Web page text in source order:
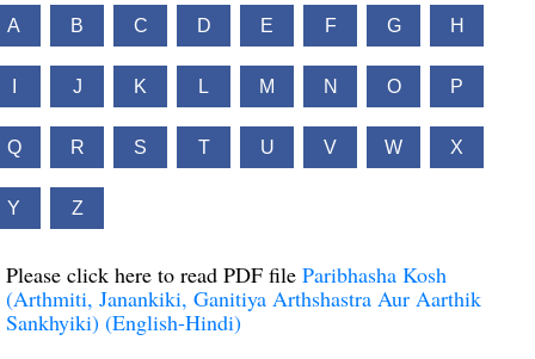
A B C D E F G H
J K L M N O P
Q R S T U V W X
Y Z
Please click here to read PDF file Paribhasha Kosh
(Arthmiti, Janankiki, Ganitiya Arthshastra Aur Aarthik
Sankhyiki) (English-Hindi)